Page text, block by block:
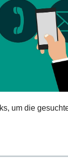
um die